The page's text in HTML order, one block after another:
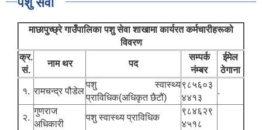
माछापुच्छ्रे गाउँपालिका पशु सेवा शाखामा कार्यरत कर्मचारीहरूको
विवरण
क्र.
सं.
नाम थर पद
सम्पर्क
नंम्बर
ईमेल
ठेगाना
१. रामचन्द्र पौडेल
पशु स्वास्थ्य
प्राविधिक(अधिकृत छैटौं)
९८५६०३
४४१३
.
२.
गुणराज
अधिकारी
पशु स्वास्थ्य प्राविधिक
९८४६२९
४५१८